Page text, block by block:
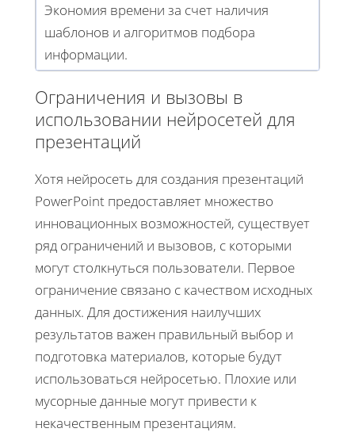
Экономия времени за счет наличия
шаблонов и алгоритмов подбора
информации.
Ограничения и вызовы в
использовании нейросетей для
презентаций
Хотя нейросеть для создания презентаций
PowerPoint предоставляет множество
инновационных возможностей, существует
ряд ограничений и вызовов, с которыми
могут столкнуться пользователи. Первое
ограничение связано с качеством исходных
данных. Для достижения наилучших
результатов важен правильный выбор и
подготовка материалов, которые будут
использоваться нейросетью. Плохие или
мусорные данные могут привести к
некачественным презентациям.